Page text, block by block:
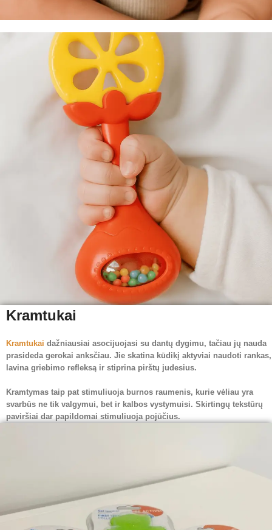
Kramtukai
Kramtukai dažniausiai asocijuojasi su dantų dygimu, tačiau jų nauda
prasideda gerokai anksčiau. Jie skatina kūdikį aktyviai naudoti rankas,
lavina griebimo refleksą ir stiprina pirštų judesius.
Kramtymas taip pat stimuliuoja burnos raumenis, kurie vėliau yra
svarbūs ne tik valgymui, bet ir kalbos vystymuisi. Skirtingų tekstūrų
paviršiai dar papildomai stimuliuoja pojūčius.